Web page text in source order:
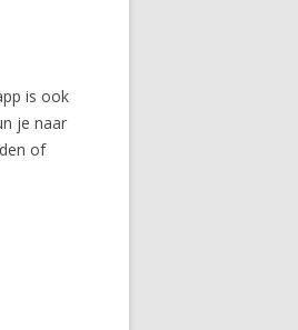
is ook
je naar
of